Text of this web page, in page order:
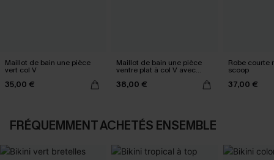
Maillot de bain une pièce
vert col V
35,00 €
Maillot de bain une pièce
ventre plat à col V avec
Mesh power
38,00 €
Robe courte
scoop
37,00 €
FRÉQUEMMENT ACHETÉS ENSEMBLE